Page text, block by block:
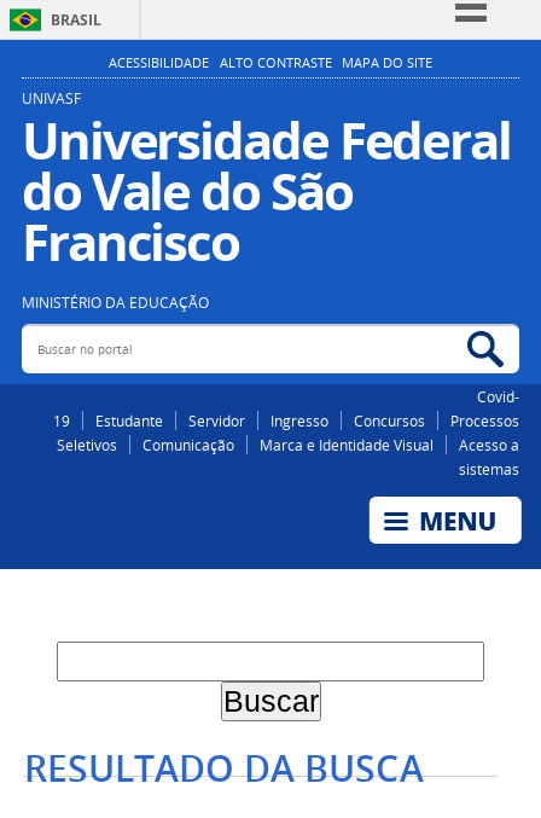
BRASIL
Simplifique!
Participe
Acesso à informação
Legislação
ACESSIBILIDADE ALTO CONTRASTE MAPA DO SITE
UNIVASF
Universidade Federal
do Vale do São
Francisco
MINISTÉRIO DA EDUCAÇÃO
Buscar no portal
Covid-
19
Estudante Servidor Ingresso Concursos
Processos
Seletivos
Comunicação Marca e Identidade Visual
Acesso a
sistemas
RESULTADO DA BUSCA